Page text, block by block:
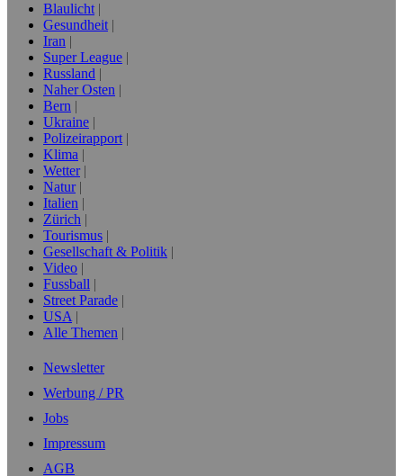
Blaulicht
Gesundheit
Iran
Super League
Russland
Naher Osten
Bern
Ukraine
Polizeirapport
Klima
Wetter
Natur
Italien
Zürich
Tourismus
Gesellschaft & Politik
Video
Fussball
Street Parade
USA
Alle Themen
Newsletter
Werbung / PR
Jobs
Impressum
AGB